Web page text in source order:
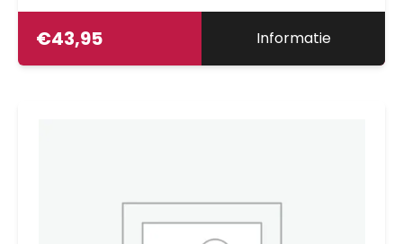
€43,95 Informatie